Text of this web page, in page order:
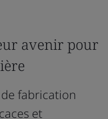
avenir pour
fabrication
et